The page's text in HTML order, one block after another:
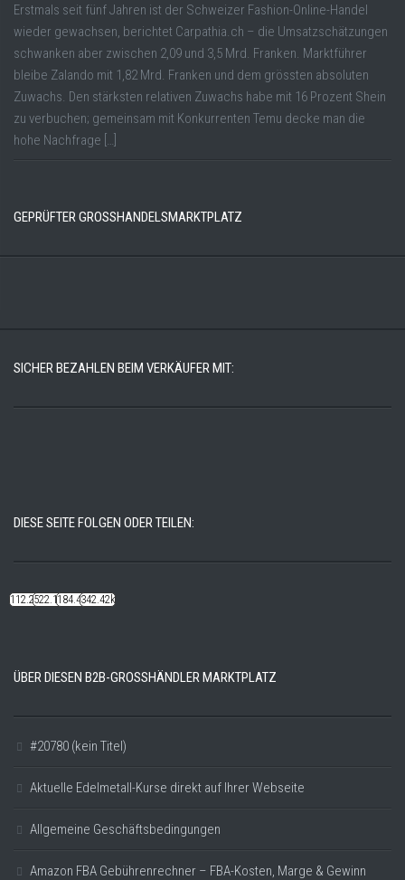
Erstmals seit fünf Jahren ist der Schweizer Fashion-Online-Handel
wieder gewachsen, berichtet Carpathia.ch – die Umsatzschätzungen
schwanken aber zwischen 2,09 und 3,5 Mrd. Franken. Marktführer
bleibe Zalando mit 1,82 Mrd. Franken und dem grössten absoluten
Zuwachs. Den stärksten relativen Zuwachs habe mit 16 Prozent Shein
zu verbuchen; gemeinsam mit Konkurrenten Temu decke man die
hohe Nachfrage […]
GEPRÜFTER GROSSHANDELSMARKTPLATZ
SICHER BEZAHLEN BEIM VERKÄUFER MIT:
DIESE SEITE FOLGEN ODER TEILEN:
112.22k522.14k184.48k342.42k
ÜBER DIESEN B2B-GROSSHÄNDLER MARKTPLATZ
#20780 (kein Titel)
Aktuelle Edelmetall-Kurse direkt auf Ihrer Webseite
Allgemeine Geschäftsbedingungen
Amazon FBA Gebührenrechner – FBA-Kosten, Marge & Gewinn